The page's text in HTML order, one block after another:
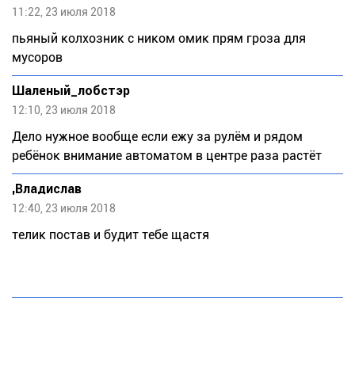
11:22, 23 июля 2018
пьяный колхозник с ником омик прям гроза для
мусоров
Шаленый_лобстэр
12:10, 23 июля 2018
Дело нужное вообще если ежу за рулём и рядом
ребёнок внимание автоматом в центре раза растёт
,Bладислaв
12:40, 23 июля 2018
телик постав и будит тебе щастя